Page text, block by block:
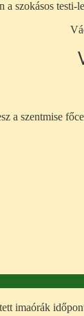
a szokásos testi-
a szentmise
imaórák